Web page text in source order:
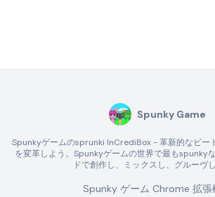
Spunky Game
Spunkyゲームのsprunki InCrediBox - 革新的なビー
を変革しよう。Spunkyゲームの世界で最もspunky
ドで創作し、ミックスし、グルーヴ
Spunky ゲーム Chrome 拡張